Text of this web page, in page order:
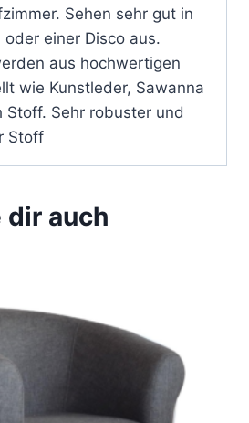
Sehen sehr gut in
einer Disco aus.
aus hochwertigen
wie Kunstleder, Sawanna
Stoff. Sehr robuster und
Stoff
dir auch